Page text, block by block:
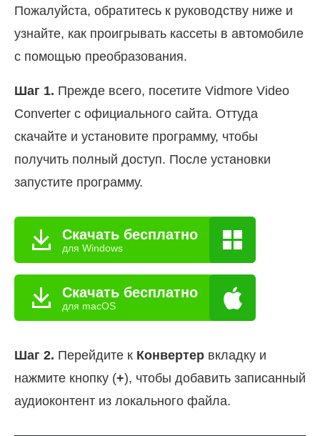
Пожалуйста, обратитесь к руководству ниже и
узнайте, как проигрывать кассеты в автомобиле
с помощью преобразования.
Шаг 1. Прежде всего, посетите Vidmore Video
Converter с официального сайта. Оттуда
скачайте и установите программу, чтобы
получить полный доступ. После установки
запустите программу.
Скачать бесплатно
для Windows
Скачать бесплатно
для macOS
Шаг 2. Перейдите к Конвертер вкладку и
нажмите кнопку (+), чтобы добавить записанный
аудиоконтент из локального файла.